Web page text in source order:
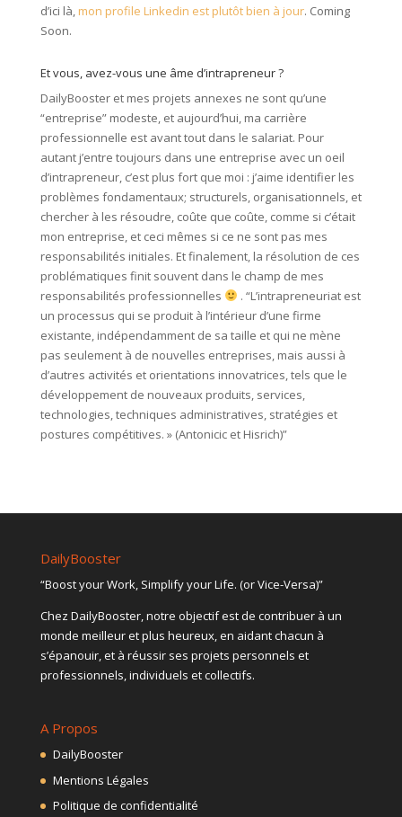
d’ici là,mon profile Linkedin est plutôt bien à jour. Coming
Soon.
Et vous, avez-vous une âme d’intrapreneur ?
DailyBooster et mes projets annexes ne sont qu’une
“entreprise” modeste, et aujourd’hui, ma carrière
professionnelle est avant tout dans le salariat. Pour
autant j’entre toujours dans une entreprise avec un oeil
d’intrapreneur, c’est plus fort que moi : j’aime identifier les
problèmes fondamentaux; structurels, organisationnels, et
chercher à les résoudre, coûte que coûte, comme si c’était
mon entreprise, et ceci mêmes si ce ne sont pas mes
responsabilités initiales. Et finalement, la résolution de ces
problématiques finit souvent dans le champ de mes
responsabilités professionnelles
. “L’intrapreneuriat est
un processus qui se produit à l’intérieur d’une firme
existante, indépendamment de sa taille et qui ne mène
pas seulement à de nouvelles entreprises, mais aussi à
d’autres activités et orientations innovatrices, tels que le
développement de nouveaux produits, services,
technologies, techniques administratives, stratégies et
postures compétitives. » (Antonicic et Hisrich)”
DailyBooster
“Boost your Work, Simplify your Life. (or Vice-Versa)”
Chez DailyBooster, notre objectif est de contribuer à un
monde meilleur et plus heureux, en aidant chacun à
s’épanouir, et à réussir ses projets personnels et
professionnels, individuels et collectifs.
A Propos
DailyBooster
Mentions Légales
Politique de confidentialité